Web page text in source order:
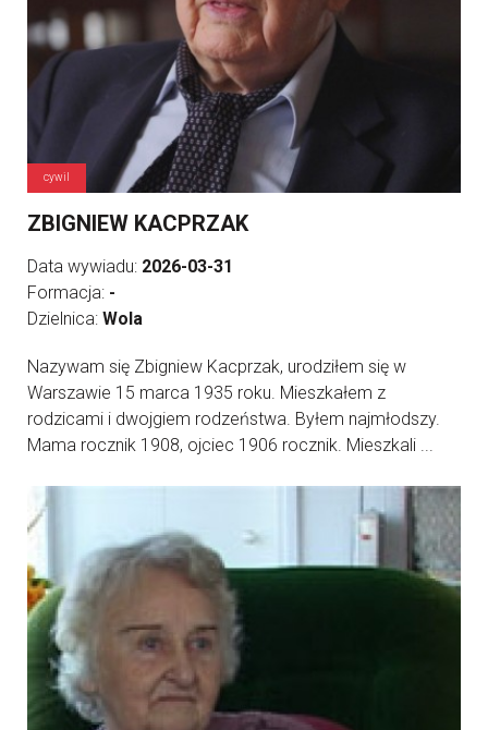
cywil
ZBIGNIEW KACPRZAK
Data wywiadu: 2026-03-31
Formacja: -
Dzielnica: Wola
Nazywam się Zbigniew Kacprzak, urodziłem się w
Warszawie 15 marca 1935 roku. Mieszkałem z
rodzicami i dwojgiem rodzeństwa. Byłem najmłodszy.
Mama rocznik 1908, ojciec 1906 rocznik. Mieszkali ...